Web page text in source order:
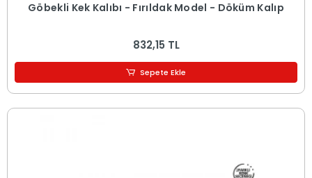
Göbekli Kek Kalıbı - Fırıldak Model - Döküm Kalıp
832,15 TL
Sepete Ekle